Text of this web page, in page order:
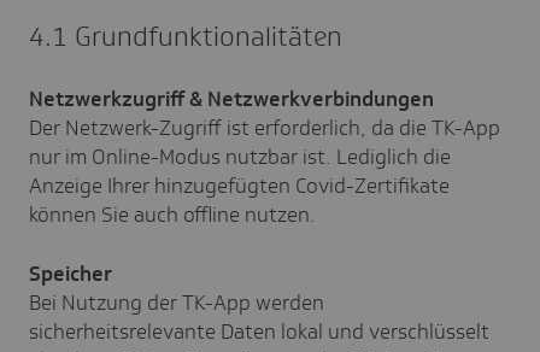
4.1 Grundfunktionalitäten
Netzwerkzugriff & Netzwerkverbindungen
Der Netzwerk-Zugriff ist erforderlich, da die TK-App
nur im Online-Modus nutzbar ist. Lediglich die
Anzeige Ihrer hinzugefügten Covid-Zertifikate
können Sie auch offline nutzen.
Speicher
Bei Nutzung der TK-App werden
sicherheitsrelevante Daten lokal und verschlüsselt